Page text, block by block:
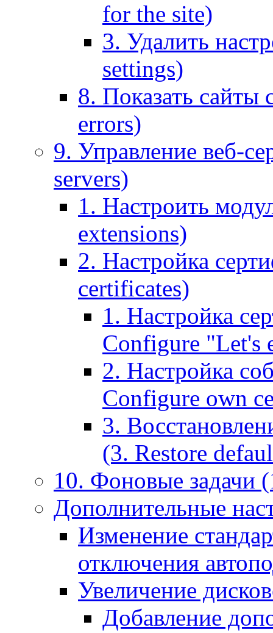
for the site)
3. Удалить
settings)
8. Показать
errors)
9. Управление веб-
servers)
1. Настроить
extensions)
2. Настройка
certificates)
1. Настройка
Configure "Let's
2. Настройка
Configure own
3.
(3. Restore
10. Фоновые задачи
Дополнительные
Изменение
отключения
Увеличение
Добавление